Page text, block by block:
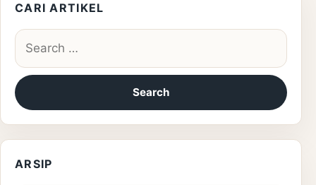
CARI ARTIKEL
Search for:
ARSIP